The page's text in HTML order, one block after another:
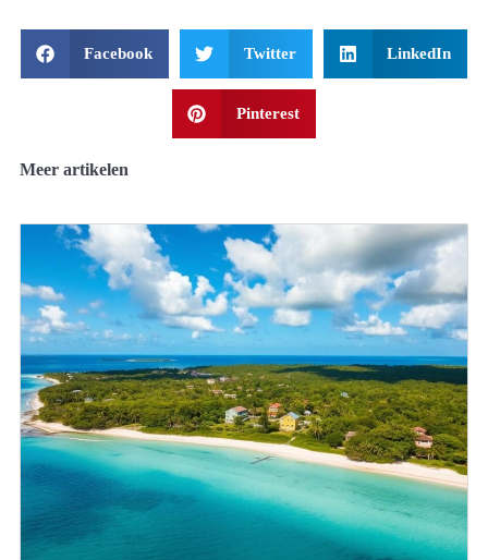
Facebook Twitter LinkedIn
Pinterest
Meer artikelen